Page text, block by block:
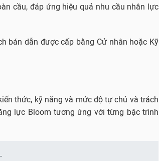
cầu, đáp ứng hiệu quả nhu cầu nhân lực
bán dẫn được cấp bằng Cử nhân hoặc Kỹ
thức, kỹ năng và mức độ tự chủ và trách
lực Bloom tương ứng với từng bậc trình